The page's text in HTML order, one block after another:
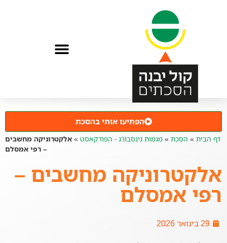
הפתיעו אותי בהסכת
דף הבית » הסכת » מגמות גינסבורג - הפודקאסט » אלקטרוניקה מחשבים
– רפי אמסלם
אלקטרוניקה מחשבים –
רפי אמסלם
29 בינואר 2026